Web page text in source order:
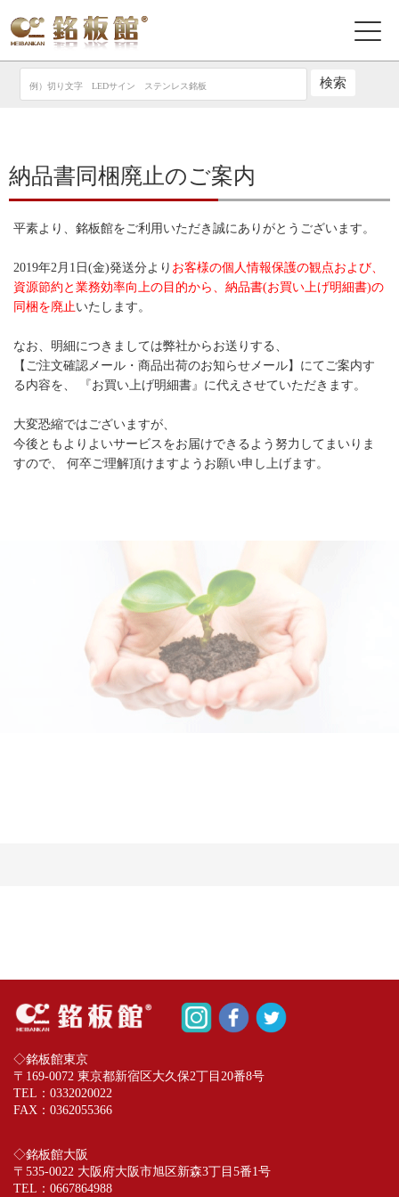
納品書同梱廃止のご案内
平素より、銘板館をご利用いただき誠にありがとうございます。
2019年2月1日(金)発送分より お客様の個人情報保護の観点および、
資源節約と業務効率向上の目的から、納品書(お買い上げ明細書)の
同梱を廃止いたします。
なお、明細につきましては弊社からお送りする、
【ご注文確認メール・商品出荷のお知らせメール】にてご案内す
る内容を、 『お買い上げ明細書』に代えさせていただきます。
大変恐縮ではございますが、
今後ともよりよいサービスをお届けできるよう努力してまいりま
すので、 何卒ご理解頂けますようお願い申し上げます。
◇銘板館東京
〒169-0072 東京都新宿区大久保2丁目20番8号
TEL： 0332020022
FAX：0362055366
◇銘板館大阪
〒535-0022 大阪府大阪市旭区新森3丁目5番1号
TEL： 0667864988